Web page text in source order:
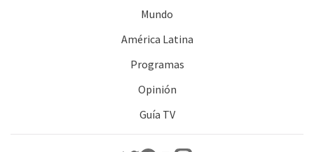
Mundo
América Latina
Programas
Opinión
Guía TV